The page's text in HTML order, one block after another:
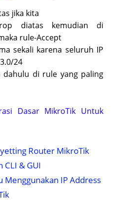
jika kita
diatas kemudian di
rule-Accept
sekali karena seluruh IP
24
di rule yang paling
Dasar MikroTik Untuk
Router MikroTik
CLI & GUI
Menggunakan IP Address